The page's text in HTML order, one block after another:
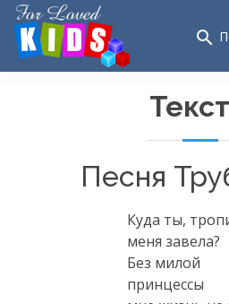
search
Песня
Куда ты,
меня завела?
Без милой
принцессы